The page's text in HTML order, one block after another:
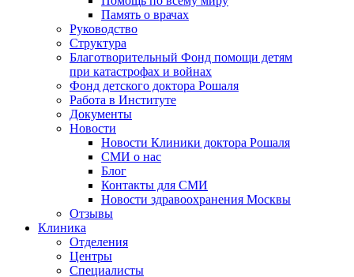
Память о врачах
Руководство
Структура
Благотворительный Фонд помощи детям
при катастрофах и войнах
Фонд детского доктора Рошаля
Работа в Институте
Документы
Новости
Новости Клиники доктора Рошаля
СМИ о нас
Блог
Контакты для СМИ
Новости здравоохранения Москвы
Отзывы
Клиника
Отделения
Центры
Специалисты